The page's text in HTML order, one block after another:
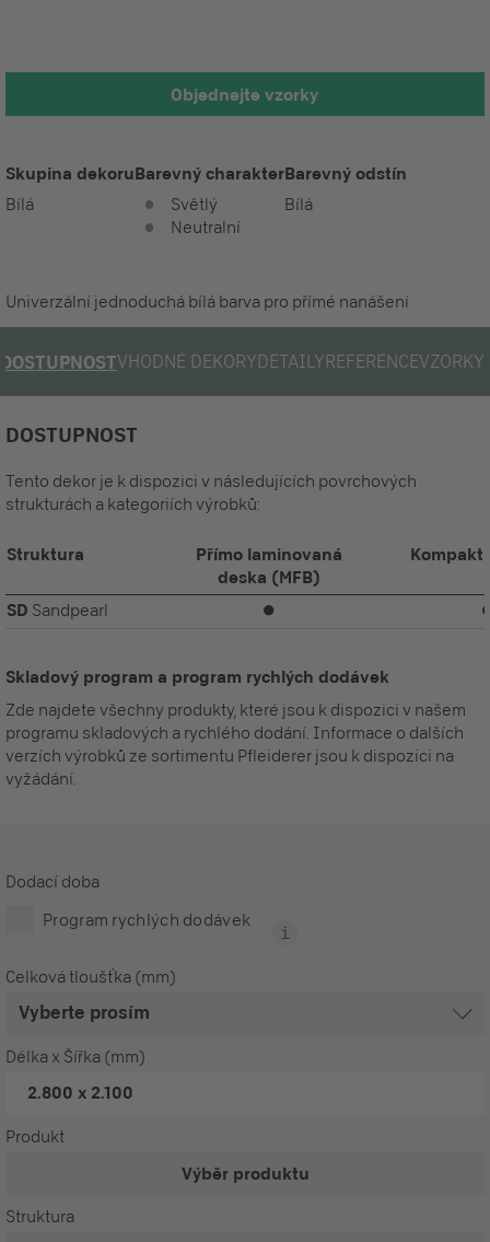
Objednejte vzorky
Skupina dekoru
Bílá
Barevný charakter
Světlý
Neutralní
Barevný odstín
Bílá
Univerzální jednoduchá bílá barva pro přímé nanášení
DOSTUPNOSTVHODNÉ DEKORYDETAILYREFERENCEVZORKY
DOSTUPNOST
Tento dekor je k dispozici v následujících povrchových
strukturách a kategoriích výrobků:
Struktura
Přímo laminovaná
deska (MFB)
SD Sandpearl ⏺
Skladový program a program rychlých dodávek
Zde najdete všechny produkty, které jsou k dispozici v našem
programu skladových a rychlého dodání. Informace o dalších
verzích výrobků ze sortimentu Pfleiderer jsou k dispozici na
vyžádání.
Dodací doba
Program rychlých dodávek
Celková tloušťka (mm)
Délka x Šířka (mm)
2.800 x 2.100
Produkt
Výběr produktu
Struktura